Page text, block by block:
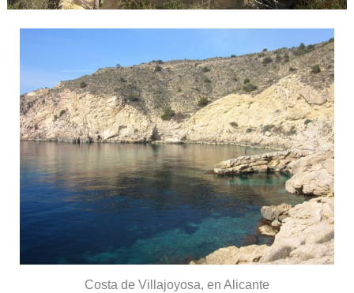
Costa de Villajoyosa, en Alicante